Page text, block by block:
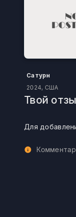
Сатурн
2024, США
Твой
Для